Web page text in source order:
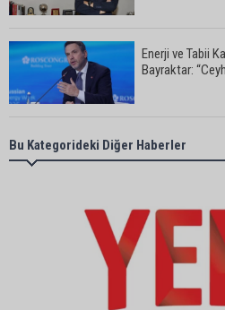
Enerji ve Tabii
Bayraktar:
Başkan Ali
duyarlılık çağrısı
MHP Adana İl
“Liderimize dil
Bu Kategorideki Diğer Haberler